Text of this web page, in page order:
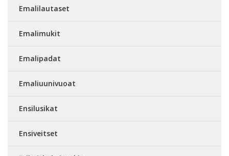
Emalilautaset
Emalimukit
Emalipadat
Emaliuunivuoat
Ensilusikat
Ensiveitset